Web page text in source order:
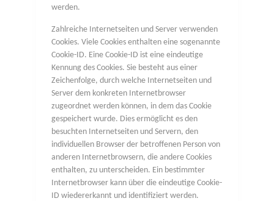
werden.
Zahlreiche Internetseiten und Server verwenden
Cookies. Viele Cookies enthalten eine sogenannte
Cookie-ID. Eine Cookie-ID ist eine eindeutige
Kennung des Cookies. Sie besteht aus einer
Zeichenfolge, durch welche Internetseiten und
Server dem konkreten Internetbrowser
zugeordnet werden können, in dem das Cookie
gespeichert wurde. Dies ermöglicht es den
besuchten Internetseiten und Servern, den
individuellen Browser der betroffenen Person von
anderen Internetbrowsern, die andere Cookies
enthalten, zu unterscheiden. Ein bestimmter
Internetbrowser kann über die eindeutige Cookie-
ID wiedererkannt und identifiziert werden.